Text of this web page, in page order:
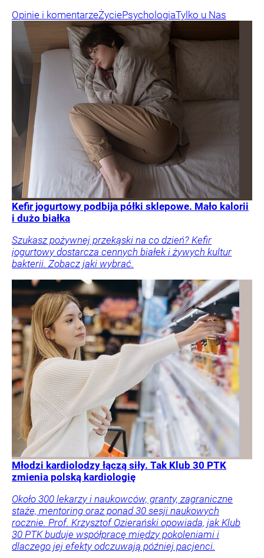
Opinie i komentarzeŻyciePsychologiaTylko u Nas
Kefir jogurtowy podbija półki sklepowe. Mało kalorii
i dużo białka
Szukasz pożywnej przekąski na co dzień? Kefir
jogurtowy dostarcza cennych białek i żywych kultur
bakterii. Zobacz jaki wybrać.
Młodzi kardiolodzy łączą siły. Tak Klub 30 PTK
zmienia polską kardiologię
Około 300 lekarzy i naukowców, granty, zagraniczne
staże, mentoring oraz ponad 30 sesji naukowych
rocznie. Prof. Krzysztof Ozierański opowiada, jak Klub
30 PTK buduje współpracę między pokoleniami i
dlaczego jej efekty odczuwają później pacjenci.